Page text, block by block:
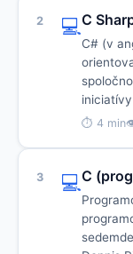
2 💻C
C# (v
⏱ 4 min
3 💻C